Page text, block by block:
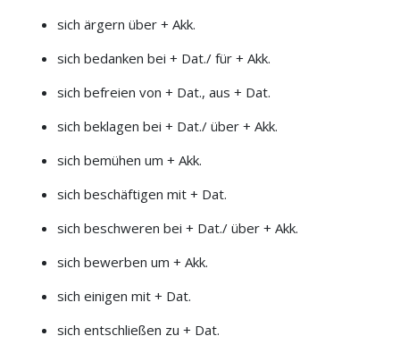
sich ärgern über + Akk.
sich bedanken bei + Dat./ für + Akk.
sich befreien von + Dat., aus + Dat.
sich beklagen bei + Dat./ über + Akk.
sich bemühen um + Akk.
sich beschäftigen mit + Dat.
sich beschweren bei + Dat./ über + Akk.
sich bewerben um + Akk.
sich einigen mit + Dat.
sich entschließen zu + Dat.